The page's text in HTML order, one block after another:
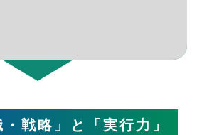
戦略」と「実行力」